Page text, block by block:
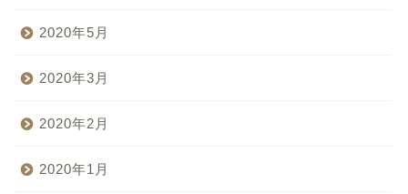
2020年5月
2020年3月
2020年2月
2020年1月